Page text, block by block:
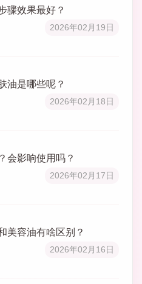
骤效果最好？
2026年02月19日
油是哪些呢？
2026年02月18日
会影响使用吗？
2026年02月17日
美容油有啥区别？
2026年02月16日